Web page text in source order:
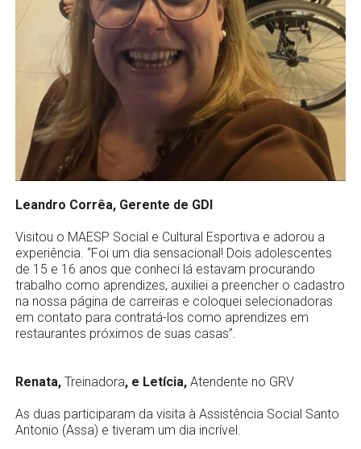
Leandro Corrêa, Gerente de GDI
Visitou o MAESP Social e Cultural Esportiva e adorou a
experiência. “Foi um dia sensacional! Dois adolescentes
de 15 e 16 anos que conheci lá estavam procurando
trabalho como aprendizes, auxiliei a preencher o cadastro
na nossa página de carreiras e coloquei selecionadoras
em contato para contratá-los como aprendizes em
restaurantes próximos de suas casas”.
Renata, Treinadora, e Letícia, Atendente no GRV
As duas participaram da visita à Assistência Social Santo
Antonio (Assa) e tiveram um dia incrível.